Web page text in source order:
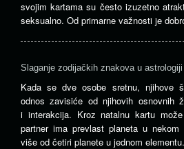
svojim kartama su često izuzetno
seksualno. Od primarne važnosti je
Slaganje zodijačkih znakova u astrologiji
Kada se dve osobe sretnu, njihove
odnos zavisiće od njihovih osnovnih
i interakcija. Kroz natalnu kartu
partner ima prevlast planeta u
više od četiri planete u jednom